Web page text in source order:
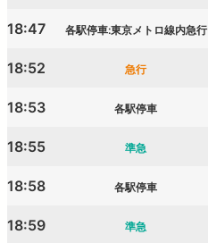
18:47 各駅停車:東京メトロ線内急行
18:52 急行
18:53 各駅停車
18:55 準急
18:58 各駅停車
18:59 準急